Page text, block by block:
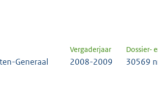
Vergaderjaar Dossier-
Generaal 2008-2009 30569